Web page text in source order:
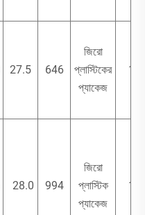
27.5 646
জিরো
প্লাস্টিকের
প্যাকেজ
1
28.0 994
জিরো
প্লাস্টিক
প্যাকেজ
1